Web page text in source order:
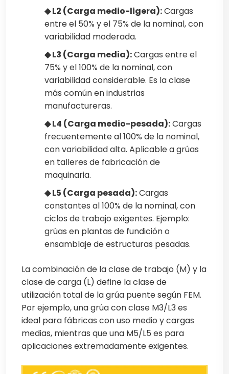
◆ L2 (Carga medio-ligera):Cargas
entre el 50% y el 75% de la nominal, con
variabilidad moderada.
◆ L3 (Carga media):Cargas entre el
75% y el 100% de la nominal, con
variabilidad considerable. Es la clase
más común en industrias
manufactureras.
◆ L4 (Carga medio-pesada):Cargas
frecuentemente al 100% de la nominal,
con variabilidad alta. Aplicable a grúas
en talleres de fabricación de
maquinaria.
◆ L5 (Carga pesada):Cargas
constantes al 100% de la nominal, con
ciclos de trabajo exigentes. Ejemplo:
grúas en plantas de fundición o
ensamblaje de estructuras pesadas.
La combinación de la clase de trabajo (M) y la
clase de carga (L) define la clase de
utilización total de la grúa puente según FEM.
Por ejemplo, una grúa con clase M3/L3 es
ideal para fábricas con uso medio y cargas
medias, mientras que una M5/L5 es para
aplicaciones extremadamente exigentes.